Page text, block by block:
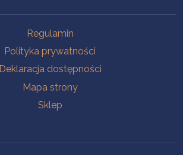
Regulamin
Polityka prywatności
Deklaracja dostępności
Mapa strony
Sklep